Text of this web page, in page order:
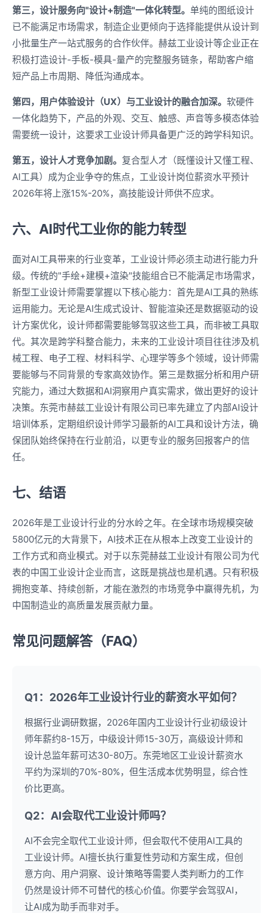
第三，设计服务向"设计+制造"一体化转型。 单纯的图纸设计
已不能满足市场需求，制造企业更倾向于选择能提供从设计到
小批量生产一站式服务的合作伙伴。赫兹工业设计等企业正在
积极打造设计-手板-模具-量产的完整服务链条，帮助客户缩
短产品上市周期、降低沟通成本。
第四，用户体验设计（UX）与工业设计的融合加深。 软硬件
一体化趋势下，产品的外观、交互、触感、声音等多模态体验
需要统一设计，这要求工业设计师具备更广泛的跨学科知识。
第五，设计人才竞争加剧。 复合型人才（既懂设计又懂工程、
AI工具）成为企业争夺的焦点，工业设计岗位薪资水平预计
2026年将上涨15%-20%，高技能设计师供不应求。
六、AI时代工业你的能力转型
面对AI工具带来的行业变革，工业设计师必须主动进行能力升
级。传统的"手绘+建模+渲染"技能组合已不能满足市场需求，
新型工业设计师需要掌握以下核心能力：首先是AI工具的熟练
运用能力。无论是AI生成式设计、智能渲染还是数据驱动的设
计方案优化，设计师都需要能够驾驭这些工具，而非被工具取
代。其次是跨学科整合能力，未来的工业设计项目往往涉及机
械工程、电子工程、材料科学、心理学等多个领域，设计师需
要能够与不同背景的专家高效协作。第三是数据分析和用户研
究能力，通过大数据和AI洞察用户真实需求，做出更好的设计
决策。东莞市赫兹工业设计有限公司已率先建立了内部AI设计
培训体系，定期组织设计师学习最新的AI工具和设计方法，确
保团队始终保持在行业前沿，以更专业的服务回报客户的信
任。
七、结语
2026年是工业设计行业的分水岭之年。在全球市场规模突破
5800亿元的大背景下，AI技术正在从根本上改变工业设计的
工作方式和商业模式。对于以东莞赫兹工业设计有限公司为代
表的中国工业设计企业而言，这既是挑战也是机遇。只有积极
拥抱变革、持续创新，才能在激烈的市场竞争中赢得先机，为
中国制造业的高质量发展贡献力量。
常见问题解答（FAQ）
Q1：2026年工业设计行业的薪资水平如何？
根据行业调研数据，2026年国内工业设计行业初级设计
师年薪约8-15万，中级设计师15-30万，高级设计师和
设计总监年薪可达30-80万。东莞地区工业设计薪资水
平约为深圳的70%-80%，但生活成本优势明显，综合性
价比更高。
Q2：AI会取代工业设计师吗？
AI不会完全取代工业设计师，但会取代不使用AI工具的
工业设计师。AI擅长执行重复性劳动和方案生成，但创
意方向、用户洞察、设计策略等需要人类判断力的工作
仍然是设计师不可替代的核心价值。你要学会驾驭AI，
让AI成为助手而非对手。